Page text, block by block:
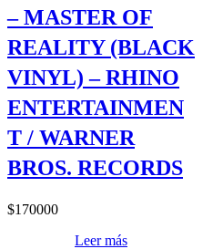
– MASTER OF
REALITY (BLACK
VINYL) – RHINO
ENTERTAINMEN
T / WARNER
BROS. RECORDS
$170000
Leer más